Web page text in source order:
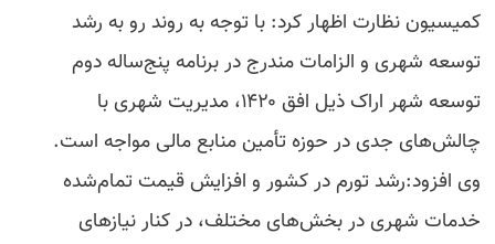
کمیسیون نظارت اظهار کرد: با توجه به روند رو به رشد
توسعه شهری و الزامات مندرج در برنامه پنج‌ساله دوم
توسعه شهر اراک ذیل افق ۱۴۲۰، مدیریت شهری با
چالش‌های جدی در حوزه تأمین منابع مالی مواجه است.
وی افزود:رشد تورم در کشور و افزایش قیمت تمام‌شده
خدمات شهری در بخش‌های مختلف، در کنار نیازهای